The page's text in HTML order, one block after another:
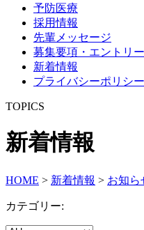
予防医療
採用情報
先輩メッセージ
募集要項・エントリー
新着情報
プライバシーポリシー
TOPICS
新着情報
HOME > 新着情報 > お知ら
カテゴリー: